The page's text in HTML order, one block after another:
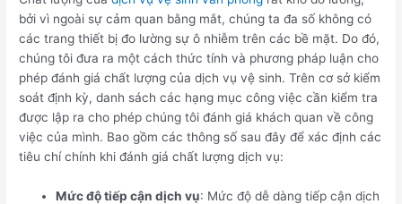
bởi vì ngoài sự cảm quan bằng mắt, chúng ta đa số không có
các trang thiết bị đo lường sự ô nhiễm trên các bề mặt. Do đó,
chúng tôi đưa ra một cách thức tính và phương pháp luận cho
phép đánh giá chất lượng của dịch vụ vệ sinh. Trên cơ sở kiểm
soát định kỳ, danh sách các hạng mục công việc cần kiểm tra
được lập ra cho phép chúng tôi đánh giá khách quan về công
việc của mình. Bao gồm các thông số sau đây để xác định các
tiêu chí chính khi đánh giá chất lượng dịch vụ:
Mức độ tiếp cận dịch vụ: Mức độ dễ dàng tiếp cận dịch